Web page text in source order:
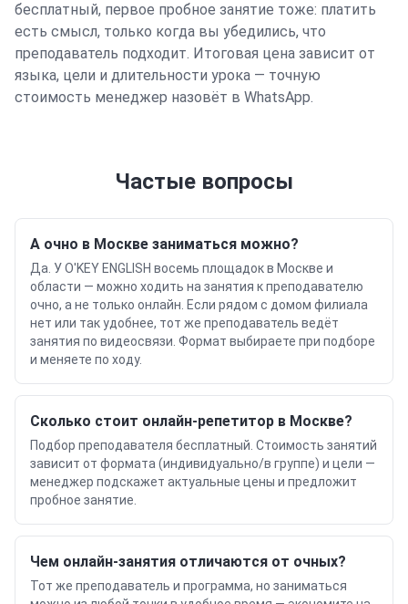
бесплатный, первое пробное занятие тоже: платить
есть смысл, только когда вы убедились, что
преподаватель подходит. Итоговая цена зависит от
языка, цели и длительности урока — точную
стоимость менеджер назовёт в WhatsApp.
Частые вопросы
А очно в Москве заниматься можно?
Да. У O'KEY ENGLISH восемь площадок в Москве и
области — можно ходить на занятия к преподавателю
очно, а не только онлайн. Если рядом с домом филиала
нет или так удобнее, тот же преподаватель ведёт
занятия по видеосвязи. Формат выбираете при подборе
и меняете по ходу.
Сколько стоит онлайн-репетитор в Москве?
Подбор преподавателя бесплатный. Стоимость занятий
зависит от формата (индивидуально/в группе) и цели —
менеджер подскажет актуальные цены и предложит
пробное занятие.
Чем онлайн-занятия отличаются от очных?
Тот же преподаватель и программа, но заниматься